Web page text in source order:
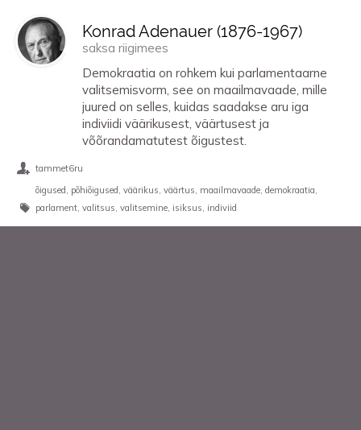
Konrad Adenauer (1876-1967)
saksa riigimees
Demokraatia on rohkem kui parlamentaarne
valitsemisvorm, see on maailmavaade, mille
juured on selles, kuidas saadakse aru iga
indiviidi väärikusest, väärtusest ja
võõrandamatutest õigustest.
tammet6ru
õigused põhiõigused väärikus väärtus maailmavaade demokraatia
parlament valitsus valitsemine isiksus indiviid